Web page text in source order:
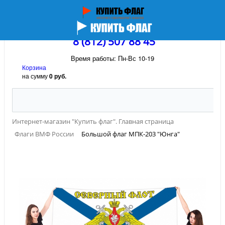
8 (812) 507 88 45
Время работы: Пн-Вс 10-19
Корзина
на сумму0 руб.
Интернет-магазин "Купить флаг". Главная страница
Флаги ВМФ России
Большой флаг МПК-203 "Юнга"